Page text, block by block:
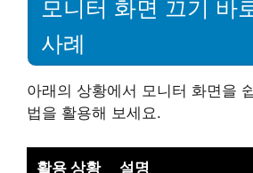
모니터 화면 끄기 바
사례
아래의 상황에서 모니터 화면을
법을 활용해 보세요.
활용 상황 설명